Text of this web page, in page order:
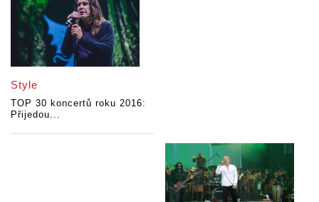
Style
TOP 30 koncertů roku 2016:
Přijedou...